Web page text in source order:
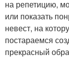
на репетицию,
или показать
невест, на
постараемся
прекрасный